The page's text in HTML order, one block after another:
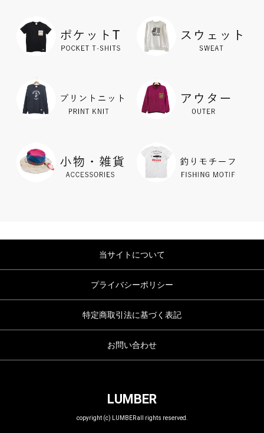
当サイトについて
プライバシーポリシー
特定商取引法に基づく表記
お問い合わせ
LUMBER
copyright (c) LUMBER all rights reserved.